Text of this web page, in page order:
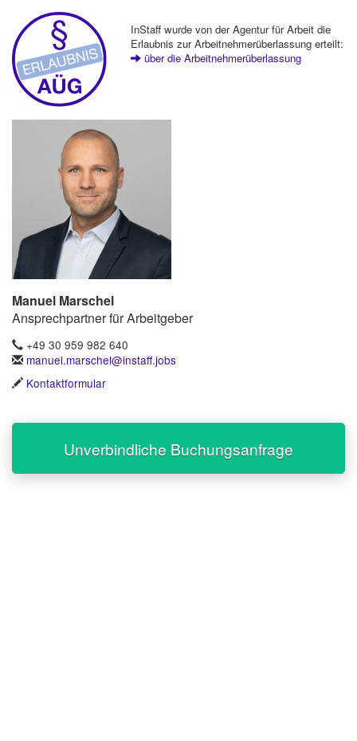
InStaff wurde von der Agentur für Arbeit die
Erlaubnis zur Arbeitnehmerüberlassung erteilt:
über die Arbeitnehmerüberlassung
Manuel Marschel
Ansprechpartner für Arbeitgeber
+49 30 959 982 640
manuel.marschel@instaff.jobs
Kontaktformular
Unverbindliche Buchungsanfrage